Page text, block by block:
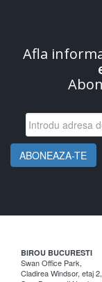
Afla
BIROU BUCURESTI
Swan Office Park,
Cladirea Windsor, etaj 2,